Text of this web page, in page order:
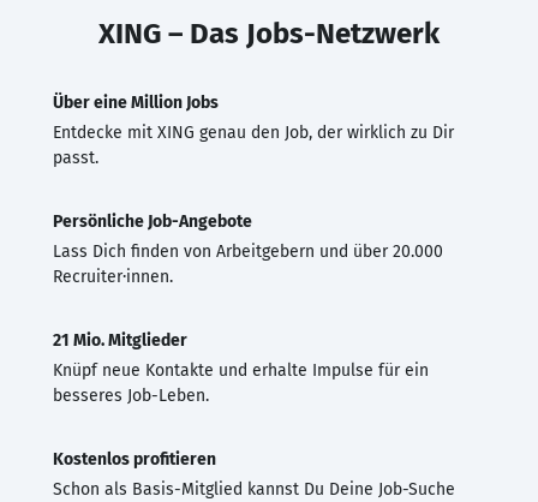
XING – Das Jobs-Netzwerk
Über eine Million Jobs
Entdecke mit XING genau den Job, der wirklich zu Dir
passt.
Persönliche Job-Angebote
Lass Dich finden von Arbeitgebern und über 20.000
Recruiter·innen.
21 Mio. Mitglieder
Knüpf neue Kontakte und erhalte Impulse für ein
besseres Job-Leben.
Kostenlos profitieren
Schon als Basis-Mitglied kannst Du Deine Job-Suche